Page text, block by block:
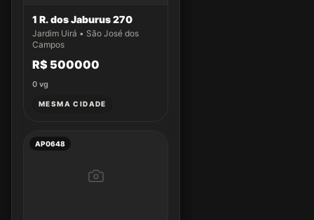
1 R. dos Jaburus 270
Jardim Uirá • São José dos
Campos
R$ 500000
0 vg
MESMA CIDADE
AP0648